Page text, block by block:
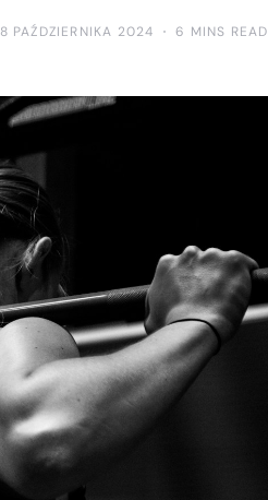
8 PAŹDZIERNIKA 2024 6 MINS READ